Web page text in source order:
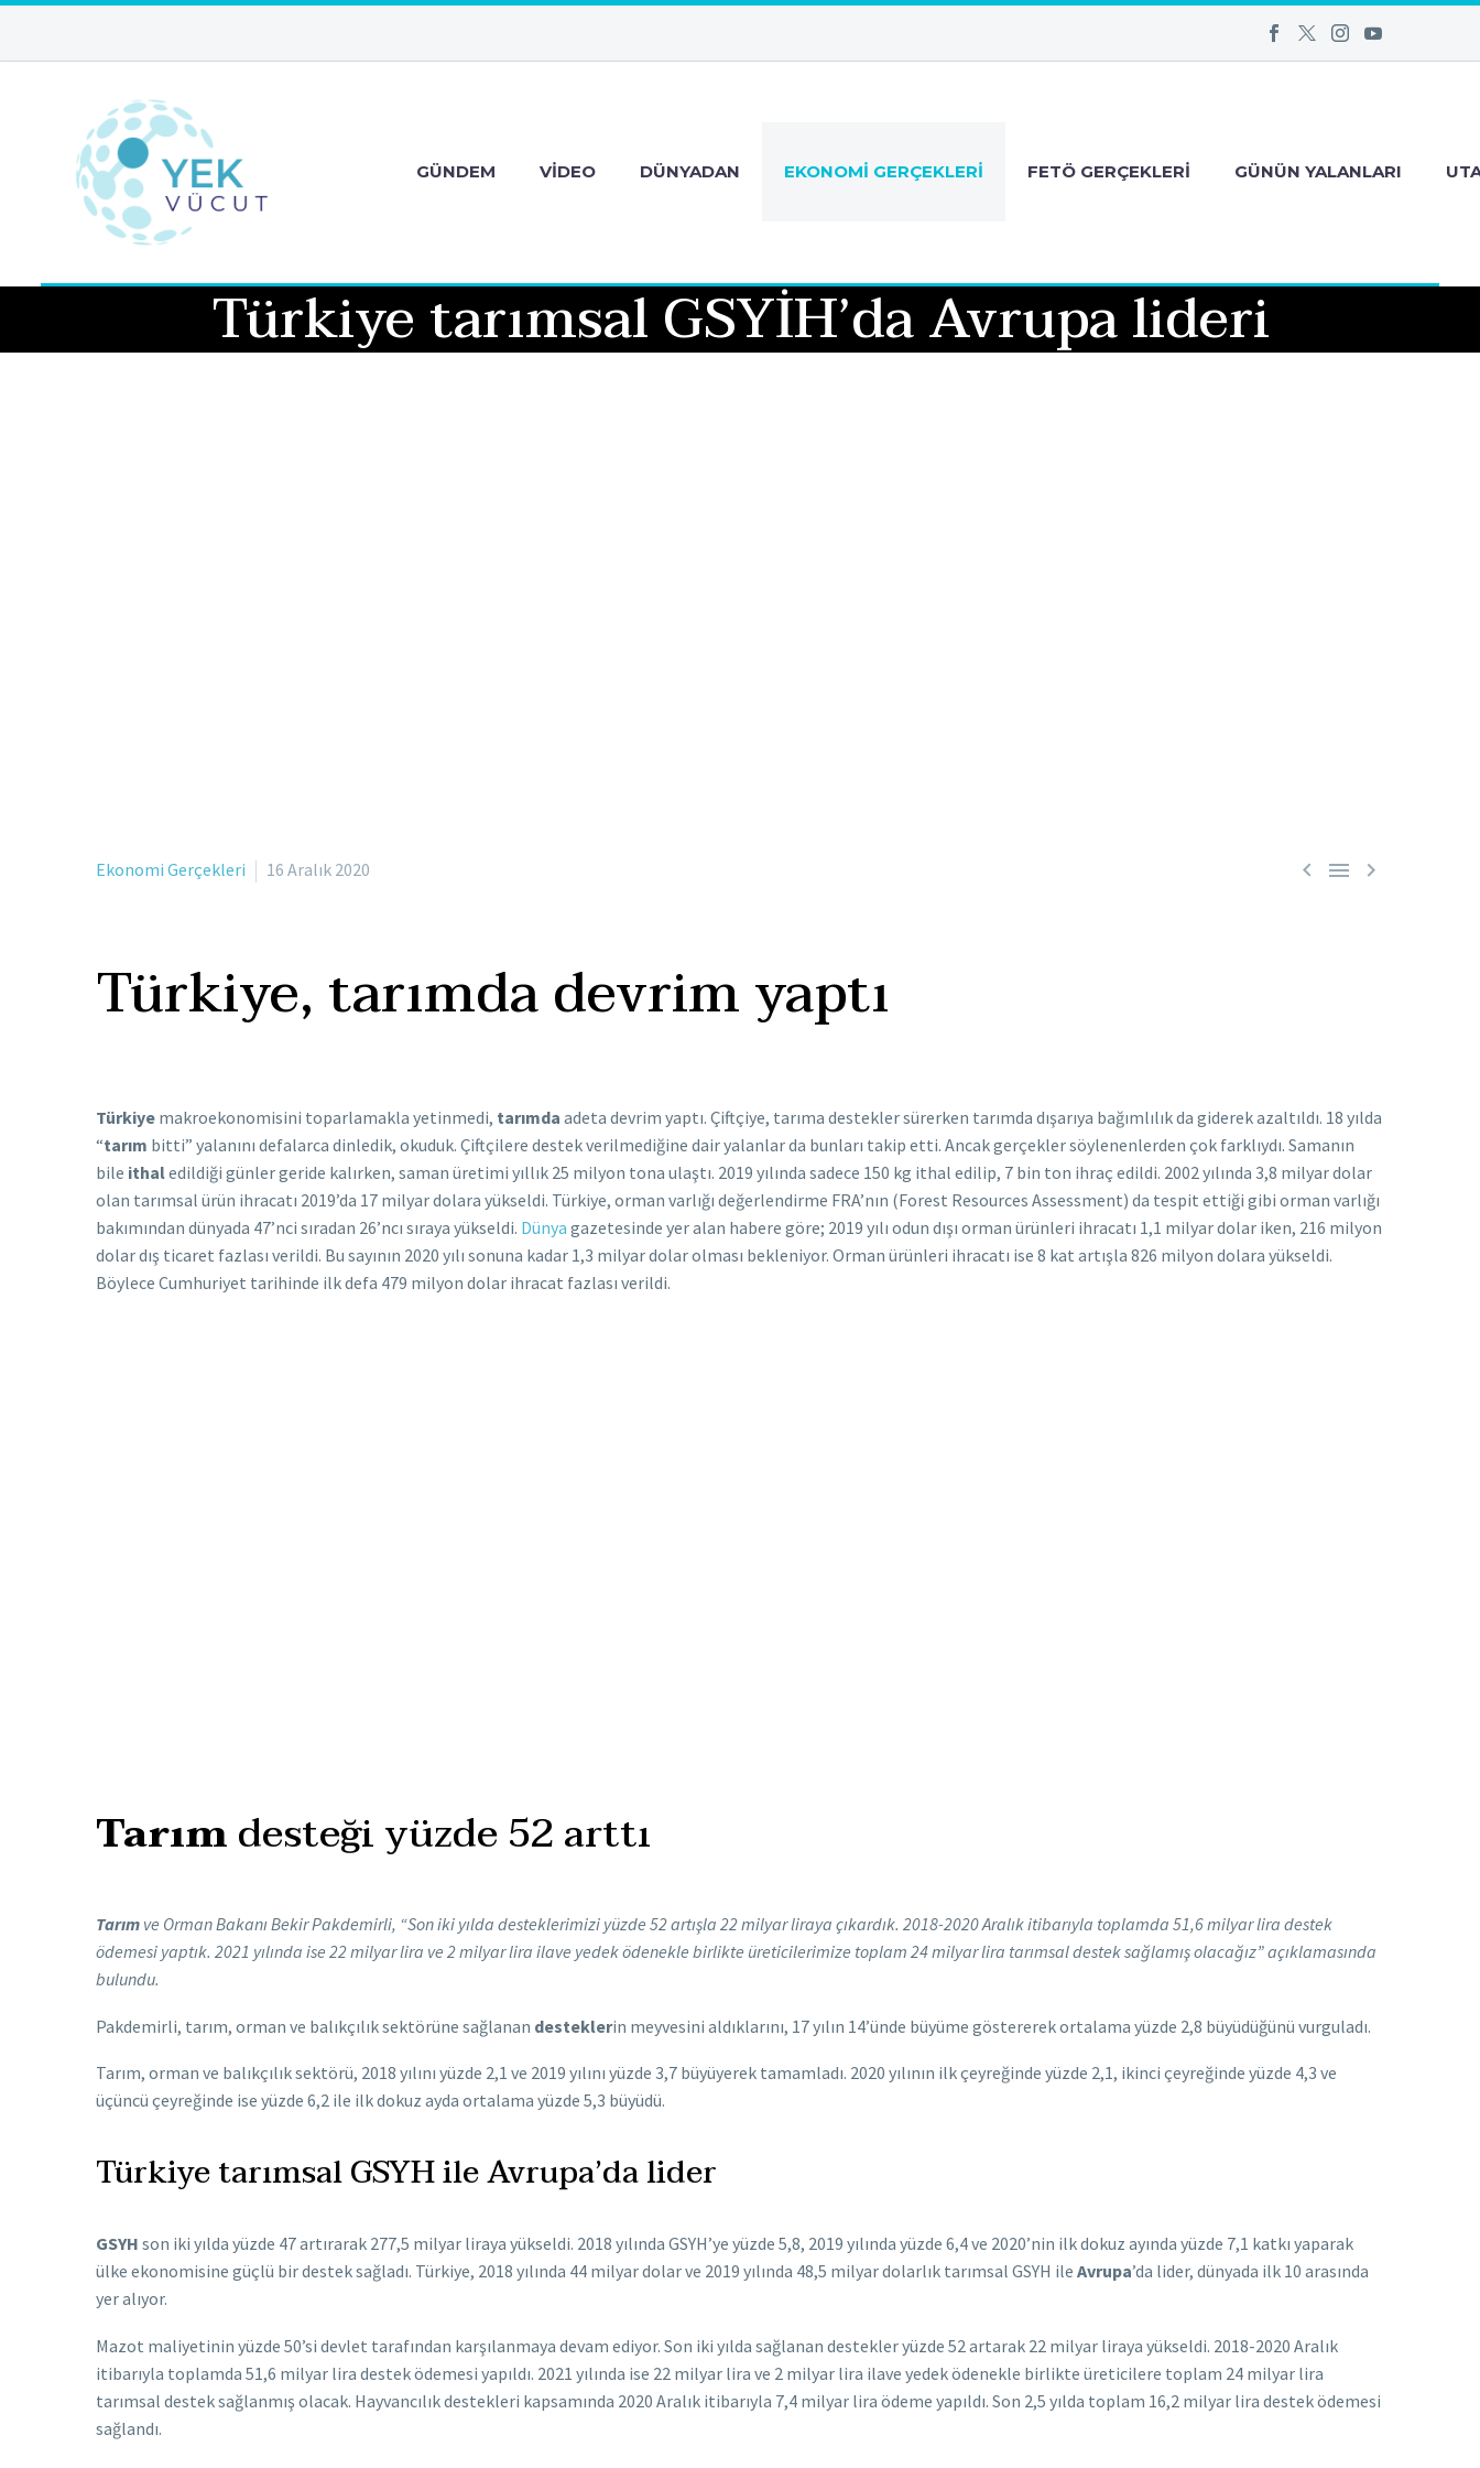
GÜNDEM VIDEO DÜNYADAN EKONOMI GERÇEKLERI FETÖ GERÇEKLERI GÜNÜN YALANLARI
Türkiye tarımsal GSYİH’da Avrupa lideri
  
Ekonomi Gerçekleri 16 Aralık 2020
Türkiye, tarımda devrim yaptı
Türkiye makroekonomisini toparlamakla yetinmedi, tarımda adeta devrim yaptı. Çiftçiye, tarıma destekler sürerken tarımda dışarıya bağımlılık da giderek azaltıldı. 18 yılda
“tarım bitti” yalanını defalarca dinledik, okuduk. Çiftçilere destek verilmediğine dair yalanlar da bunları takip etti. Ancak gerçekler söylenenlerden çok farklıydı. Samanın
bile ithaledildiği günler geride kalırken, saman üretimi yıllık 25 milyon tona ulaştı. 2019 yılında sadece 150 kg ithal edilip, 7 bin ton ihraç edildi. 2002 yılında 3,8 milyar dolar
olan tarımsal ürün ihracatı 2019’da 17 milyar dolara yükseldi. Türkiye, orman varlığı değerlendirme FRA’nın (Forest Resources Assessment) da tespit ettiği gibi orman varlığı
bakımından dünyada 47’nci sıradan 26’ncı sıraya yükseldi. Dünya gazetesinde yer alan habere göre; 2019 yılı odun dışı orman ürünleri ihracatı 1,1 milyar dolar iken, 216 milyon
dolar dış ticaret fazlası verildi. Bu sayının 2020 yılı sonuna kadar 1,3 milyar dolar olması bekleniyor. Orman ürünleri ihracatı ise 8 kat artışla 826 milyon dolara yükseldi.
Böylece Cumhuriyet tarihinde ilk defa 479 milyon dolar ihracat fazlası verildi.
Tarımdesteği yüzde 52 arttı
Tarım ve Orman Bakanı Bekir Pakdemirli, “Son iki yılda desteklerimizi yüzde 52 artışla 22 milyar liraya çıkardık. 2018-2020 Aralık itibarıyla toplamda 51,6 milyar lira destek
ödemesi yaptık. 2021 yılında ise 22 milyar lira ve 2 milyar lira ilave yedek ödenekle birlikte üreticilerimize toplam 24 milyar lira tarımsal destek sağlamış olacağız” açıklamasında
bulundu.
Pakdemirli, tarım, orman ve balıkçılık sektörüne sağlanan desteklerin meyvesini aldıklarını, 17 yılın 14’ünde büyüme göstererek ortalama yüzde 2,8 büyüdüğünü vurguladı.
Tarım, orman ve balıkçılık sektörü, 2018 yılını yüzde 2,1 ve 2019 yılını yüzde 3,7 büyüyerek tamamladı. 2020 yılının ilk çeyreğinde yüzde 2,1, ikinci çeyreğinde yüzde 4,3 ve
üçüncü çeyreğinde ise yüzde 6,2 ile ilk dokuz ayda ortalama yüzde 5,3 büyüdü.
Türkiye tarımsal GSYH ile Avrupa’da lider
GSYH son iki yılda yüzde 47 artırarak 277,5 milyar liraya yükseldi. 2018 yılında GSYH’ye yüzde 5,8, 2019 yılında yüzde 6,4 ve 2020’nin ilk dokuz ayında yüzde 7,1 katkı yaparak
ülke ekonomisine güçlü bir destek sağladı. Türkiye, 2018 yılında 44 milyar dolar ve 2019 yılında 48,5 milyar dolarlık tarımsal GSYH ile Avrupa’da lider, dünyada ilk 10 arasında
yer alıyor.
Mazot maliyetinin yüzde 50’si devlet tarafından karşılanmaya devam ediyor. Son iki yılda sağlanan destekler yüzde 52 artarak 22 milyar liraya yükseldi. 2018-2020 Aralık
itibarıyla toplamda 51,6 milyar lira destek ödemesi yapıldı. 2021 yılında ise 22 milyar lira ve 2 milyar lira ilave yedek ödenekle birlikte üreticilere toplam 24 milyar lira
tarımsal destek sağlanmış olacak. Hayvancılık destekleri kapsamında 2020 Aralık itibarıyla 7,4 milyar lira ödeme yapıldı. Son 2,5 yılda toplam 16,2 milyar lira destek ödemesi
sağlandı.